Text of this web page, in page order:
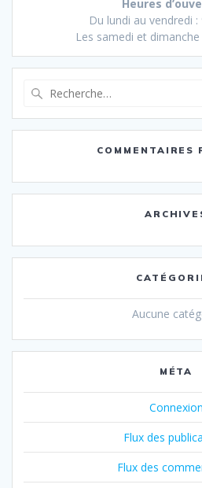
Heures
Du lundi au vendredi
Les samedi et
:
COMMENTAIRES
Aucune
MÉTA
Connexion
Flux des
Flux des